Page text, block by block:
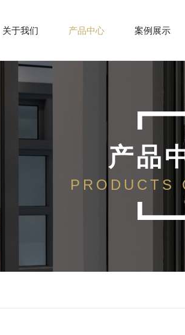
产品
PRODUCTS
关于我们 产品中心 案例展示